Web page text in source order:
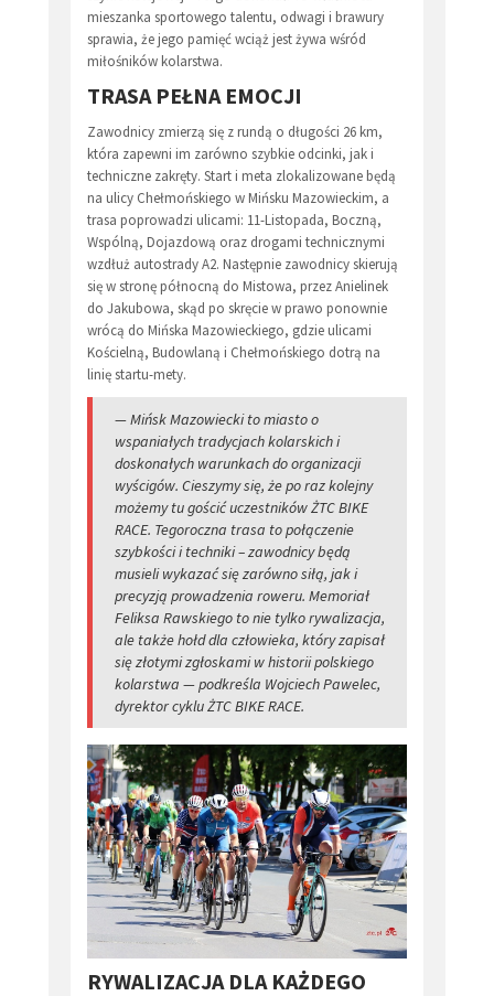
mieszanka sportowego talentu, odwagi i brawury
sprawia, że jego pamięć wciąż jest żywa wśród
miłośników kolarstwa.
TRASA PEŁNA EMOCJI
Zawodnicy zmierzą się z rundą o długości 26 km,
która zapewni im zarówno szybkie odcinki, jak i
techniczne zakręty. Start i meta zlokalizowane będą
na ulicy Chełmońskiego w Mińsku Mazowieckim, a
trasa poprowadzi ulicami: 11-Listopada, Boczną,
Wspólną, Dojazdową oraz drogami technicznymi
wzdłuż autostrady A2. Następnie zawodnicy skierują
się w stronę północną do Mistowa, przez Anielinek
do Jakubowa, skąd po skręcie w prawo ponownie
wrócą do Mińska Mazowieckiego, gdzie ulicami
Kościelną, Budowlaną i Chełmońskiego dotrą na
linię startu-mety.
— Mińsk Mazowiecki to miasto o
wspaniałych tradycjach kolarskich i
doskonałych warunkach do organizacji
wyścigów. Cieszymy się, że po raz kolejny
możemy tu gościć uczestników ŻTC BIKE
RACE. Tegoroczna trasa to połączenie
szybkości i techniki – zawodnicy będą
musieli wykazać się zarówno siłą, jak i
precyzją prowadzenia roweru. Memoriał
Feliksa Rawskiego to nie tylko rywalizacja,
ale także hołd dla człowieka, który zapisał
się złotymi zgłoskami w historii polskiego
kolarstwa — podkreśla Wojciech Pawelec,
dyrektor cyklu ŻTC BIKE RACE.
RYWALIZACJA DLA KAŻDEGO